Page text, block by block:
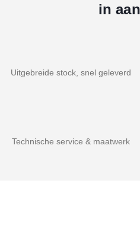
in
Uitgebreide stock, snel geleverd
Technische service & maatwerk